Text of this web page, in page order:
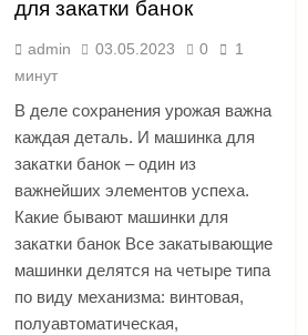
для закатки банок
admin 03.05.2023 0
1
минут
В деле сохранения урожая важна
каждая деталь. И машинка для
закатки банок – один из
важнейших элементов успеха.
Какие бывают машинки для
закатки банок Все закатывающие
машинки делятся на четыре типа
по виду механизма: винтовая,
полуавтоматическая,